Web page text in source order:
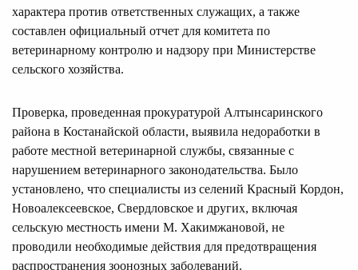
характера против ответственных служащих, а также
составлен официальный отчет для комитета по
ветеринарному контролю и надзору при Министерстве
сельского хозяйства.
Проверка, проведенная прокуратурой Алтынсаринского
района в Костанайской области, выявила недоработки в
работе местной ветеринарной службы, связанные с
нарушением ветеринарного законодательства. Было
установлено, что специалисты из селений Красный Кордон,
Новоалексеевское, Свердловское и других, включая
сельскую местность имени М. Хакимжановой, не
проводили необходимые действия для предотвращения
распространения зоонозных заболеваний.